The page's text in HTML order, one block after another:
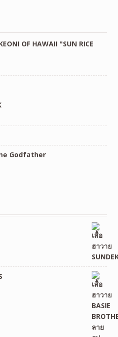
OF HAWAII "SUN RICE
Godfather